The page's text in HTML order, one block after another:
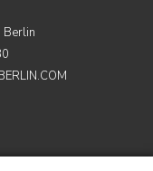
Berlin